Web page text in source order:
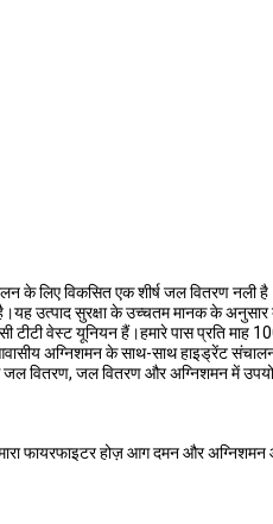
लिए विकसित एक शीर्ष जल वितरण नली
उत्पाद सुरक्षा के उच्चतम मानक के
वेस्ट यूनियन हैं।हमारे पास प्रति माह
अग्निशमन के साथ-साथ हाइड्रेंट
वितरण, जल वितरण और अग्निशमन में
फायरफाइटर होज़ आग दमन और अग्निशमन